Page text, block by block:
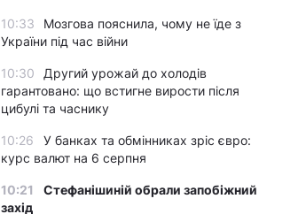
10:33
Мозгова пояснила, чому не їде з
України під час війни
10:30
Другий урожай до холодів
гарантовано: що встигне вирости після
цибулі та часнику
10:26
У банках та обмінниках зріс євро:
курс валют на 6 серпня
10:21
Стефанішиній обрали запобіжний
захід